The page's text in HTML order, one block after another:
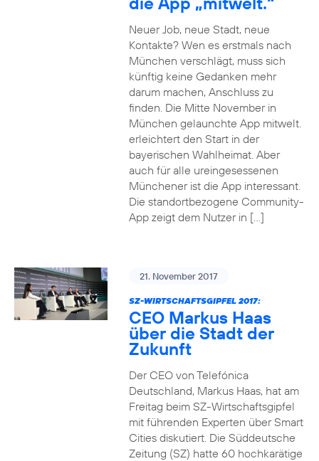
Neuer Job, neue Stadt, neue
Kontakte? Wen es erstmals nach
München verschlägt, muss sich
künftig keine Gedanken mehr
darum machen, Anschluss zu
finden. Die Mitte November in
München gelaunchte App mitwelt.
erleichtert den Start in der
bayerischen Wahlheimat. Aber
auch für alle ureingesessenen
Münchener ist die App interessant.
Die standortbezogene Community-
App zeigt dem Nutzer in […]
21. November 2017
SZ-WIRTSCHAFTSGIPFEL 2017:
CEO Markus Haas
über die Stadt der
Zukunft
Der CEO von Telefónica
Deutschland, Markus Haas, hat am
Freitag beim SZ-Wirtschaftsgipfel
mit führenden Experten über Smart
Cities diskutiert. Die Süddeutsche
Zeitung (SZ) hatte 60 hochkarätige